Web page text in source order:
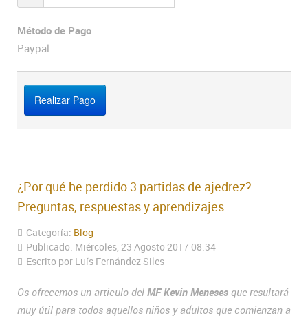
Método de Pago
Paypal
¿Por qué he perdido 3 partidas de ajedrez?
Preguntas, respuestas y aprendizajes
Categoría: Blog
Publicado: Miércoles, 23 Agosto 2017 08:34
Escrito por Luís Fernández Siles
Os ofrecemos un articulo del MF Kevin Meneses que resultará
muy útil para todos aquellos niños y adultos que comienzan a